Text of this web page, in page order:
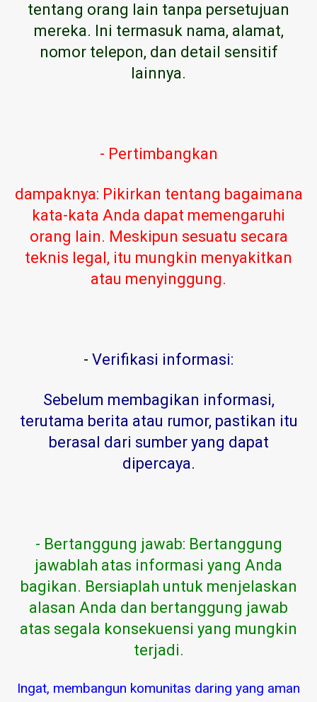
tentang orang lain tanpa persetujuan
mereka. Ini termasuk nama, alamat,
nomor telepon, dan detail sensitif
lainnya.
- Pertimbangkan
dampaknya: Pikirkan tentang bagaimana
kata-kata Anda dapat memengaruhi
orang lain. Meskipun sesuatu secara
teknis legal, itu mungkin menyakitkan
atau menyinggung.
- Verifikasi informasi:
Sebelum membagikan informasi,
terutama berita atau rumor, pastikan itu
berasal dari sumber yang dapat
dipercaya.
- Bertanggung jawab: Bertanggung
jawablah atas informasi yang Anda
bagikan. Bersiaplah untuk menjelaskan
alasan Anda dan bertanggung jawab
atas segala konsekuensi yang mungkin
terjadi.
Ingat, membangun komunitas daring yang aman